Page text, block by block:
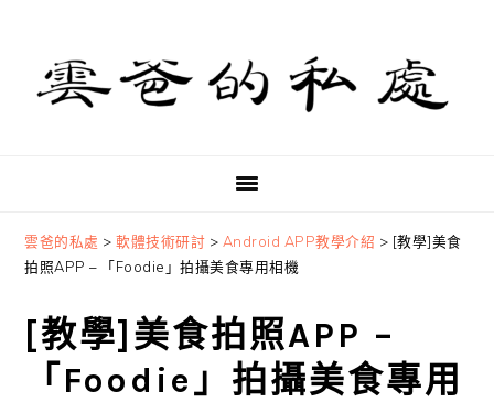
primary
navigation
content
primary
sidebar
雲爸的私處 >軟體技術研討 > Android APP教學介紹 > [教學]美食
拍照APP – 「Foodie」拍攝美食專用相機
[教學]美食拍照APP –
「Foodie」拍攝美食專用